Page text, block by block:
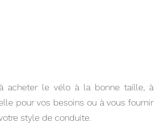
acheter le vélo à la bonne taille, à
pour vos besoins ou à vous fournir
style de conduite.